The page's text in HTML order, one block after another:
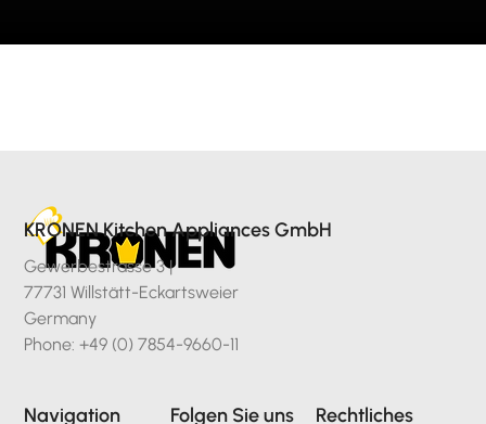
KRONEN Kitchen Appliances GmbH
Gewerbestrasse 3 |
77731 Willstätt-Eckartsweier
Germany
Phone: +49 (0) 7854-9660-11
Navigation Folgen Sie uns Rechtliches